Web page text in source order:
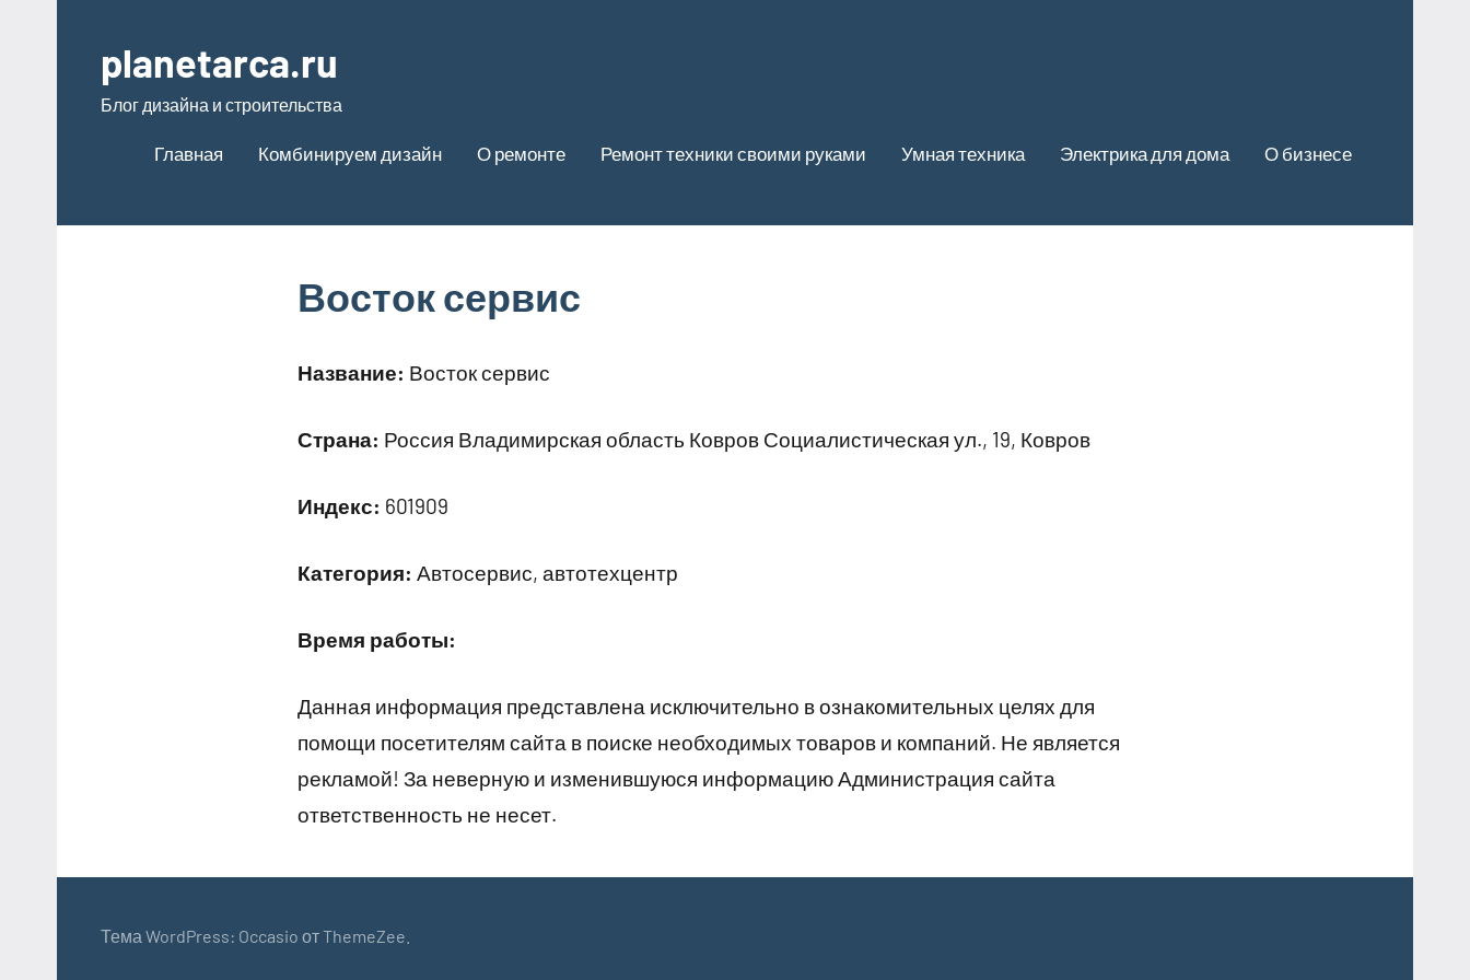
содержимому
planetarca.ru
Блог дизайна и строительства
Главная Комбинируем дизайн О ремонте Ремонт техники своими руками Умная техника Электрика для дома О бизнесе
Восток сервис
Название: Восток сервис
Страна: Россия Владимирская область Ковров Социалистическая ул., 19, Ковров
Индекс: 601909
Категория: Автосервис, автотехцентр
Время работы:
Данная информация представлена исключительно в ознакомительных целях для
помощи посетителям сайта в поиске необходимых товаров и компаний. Не является
рекламой! За неверную и изменившуюся информацию Администрация сайта
ответственность не несет.
Тема WordPress: Occasio от ThemeZee.